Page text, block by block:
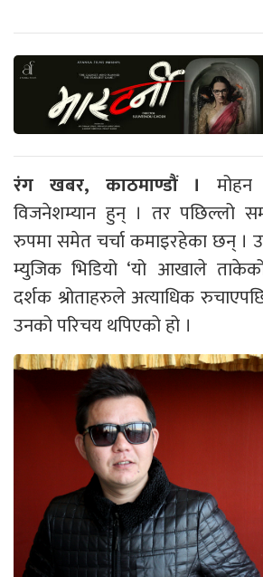
रंग खबर, काठमाण्डौं ।
विजनेशम्यान हुन् । तर पछिल्लो
रुपमा समेत चर्चा कमाइरहेका छन् ।
म्युजिक भिडियो ‘यो आखाले
दर्शक श्रोताहरुले अत्याधिक
उनको परिचय थपिएको हो ।